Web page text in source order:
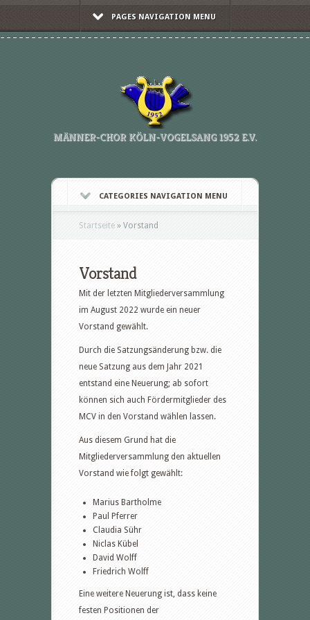
PAGES NAVIGATION MENU
MÄNNER-CHOR KÖLN-VOGELSANG 1952 E.V.
CATEGORIES NAVIGATION MENU
Startseite » Vorstand
Vorstand
Mit der letzten Mitgliederversammlung
im August 2022 wurde ein neuer
Vorstand gewählt.
Durch die Satzungsänderung bzw. die
neue Satzung aus dem Jahr 2021
entstand eine Neuerung; ab sofort
können sich auch Fördermitglieder des
MCV in den Vorstand wählen lassen.
Aus diesem Grund hat die
Mitgliederversammlung den aktuellen
Vorstand wie folgt gewählt:
Marius Bartholme
Paul Pferrer
Claudia Sühr
Niclas Kübel
David Wolff
Friedrich Wolff
Eine weitere Neuerung ist, dass keine
festen Positionen der